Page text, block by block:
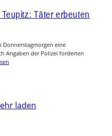
Täter erbeuten
Donnerstagmorgen eine
Angaben der Polizei forderten
laden